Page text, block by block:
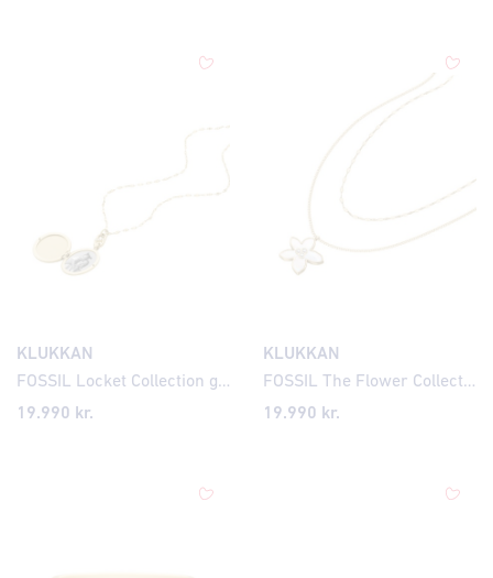
KLUKKAN
FOSSIL Locket Collection gyllt hálsmen JF04426
19.990 kr.
KLUKKAN
FOSSIL The Flower Collection hálsmen JF04969
19.990 kr.